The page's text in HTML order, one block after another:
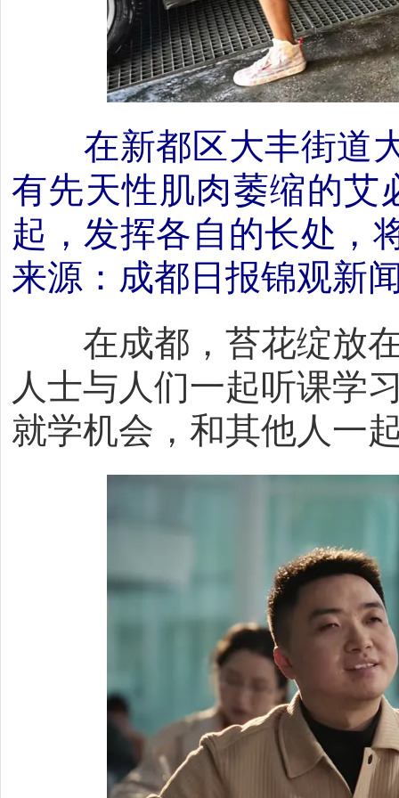
在新都区大丰街道
有先天性肌肉萎缩的艾
起，发挥各自的长处，
来源：成都日报锦观新
在成都，苔花绽放在
人士与人们一起听课
就学机会，和其他人一